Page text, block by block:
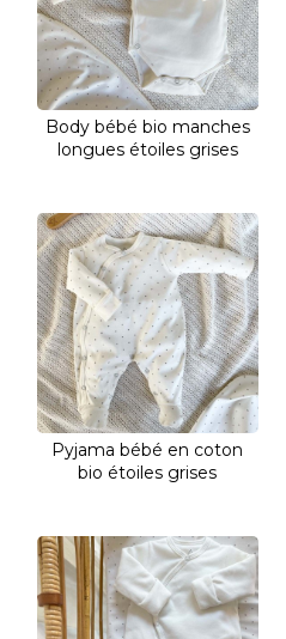
Body bébé bio manches
longues étoiles grises
Pyjama bébé en coton
bio étoiles grises